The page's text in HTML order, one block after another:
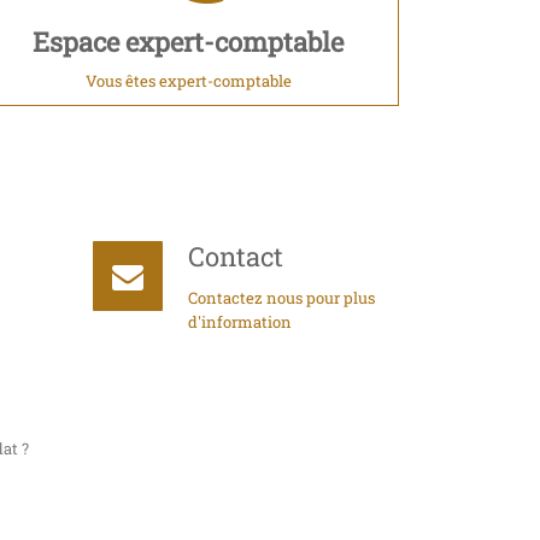
Espace expert-comptable
Vous êtes expert-comptable
Contact
Contactez nous pour plus
d'information
?